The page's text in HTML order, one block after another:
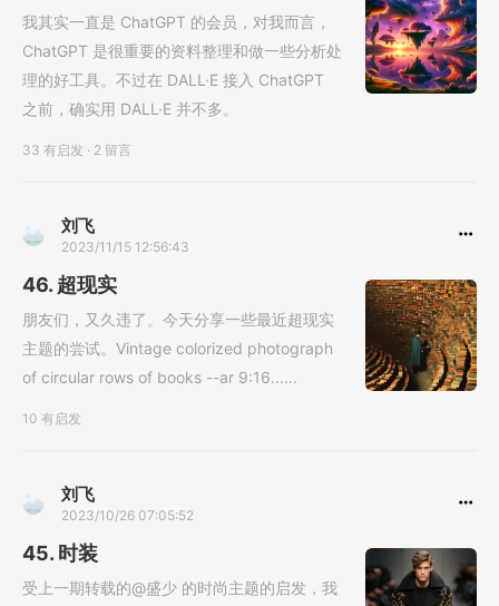
我其实一直是 ChatGPT 的会员，对我而言，
ChatGPT 是很重要的资料整理和做一些分析处
理的好工具。不过在 DALL·E 接入 ChatGPT
之前，确实用 DALL·E 并不多。
33 有启发 · 2 留言
刘飞
2023/11/15 12:56:43
46. 超现实
朋友们，又久违了。今天分享一些最近超现实
主题的尝试。Vintage colorized photograph
of circular rows of books --ar 9:16......
10 有启发
刘飞
2023/10/26 07:05:52
45. 时装
受上一期转载的@盛少 的时尚主题的启发，我